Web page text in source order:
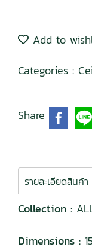
Add to
Categories :
Share
รายละเอียดสินค้า
Collection :
Dimensions :